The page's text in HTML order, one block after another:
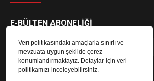
Veri politikasındaki amaçlarla sınırlı ve
mevzuata uygun şekilde çerez
konumlandırmaktayız. Detaylar için veri
politikamızı inceleyebilirsiniz.
E-BÜLTEN ABONELİĞİ
E-Bülten aboneliği ile haberlere daha hızlı erişin.